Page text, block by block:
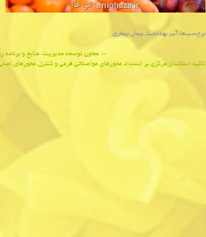
برچسب‌ها: آب, بهداشت, بیمار, بیماری
navigation
← معاون توسعه مدیریت، منابع و
تاكید استاندار مركزی بر انسداد محورهای مواصلاتی فرعی و كنترل محورهای